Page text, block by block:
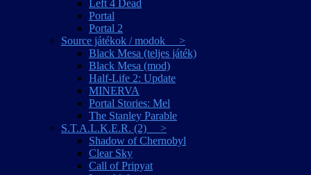
Left 4 Dead
Portal
Portal 2
Source játékok / modok >
Black Mesa (teljes játék)
Black Mesa (mod)
Half-Life 2: Update
MINERVA
Portal Stories: Mel
The Stanley Parable
S.T.A.L.K.E.R. (2) >
Shadow of Chernobyl
Clear Sky
Call of Pripyat